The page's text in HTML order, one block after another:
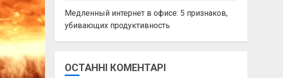
Медленный интернет в офисе: 5 признаков,
убивающих продуктивность
ОСТАННІ КОМЕНТАРІ